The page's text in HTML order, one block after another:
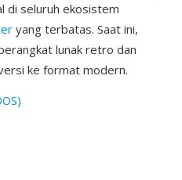
di seluruh ekosistem
yang terbatas. Saat ini,
lunak retro dan
ke format modern.